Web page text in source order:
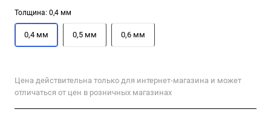
Толщина: 0,4 мм
0,4 мм 0,5 мм 0,6 мм
Цена действительна только для интернет-магазина и может
отличаться от цен в розничных магазинах